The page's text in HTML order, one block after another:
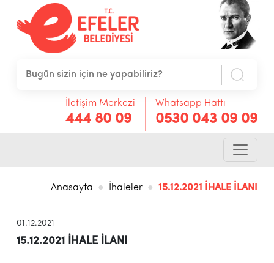
İletişim Merkezi
444 80 09
Whatsapp Hattı
0530 043 09 09
Anasayfa İhaleler 15.12.2021 İHALE İLANI
01.12.2021
15.12.2021 İHALE İLANI